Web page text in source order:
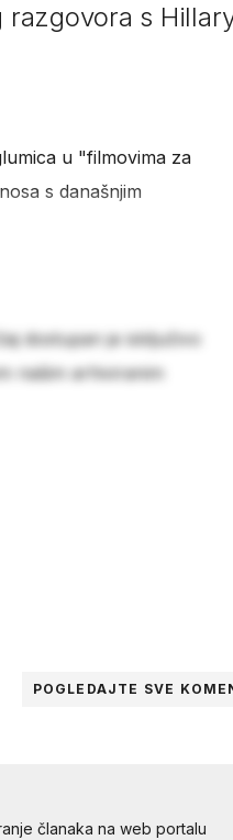
razgovora s
u "filmovima za
s današnjim
dostupan je isključivo
našim arhiviranim
POGLEDAJTE SVE
članaka na web portalu